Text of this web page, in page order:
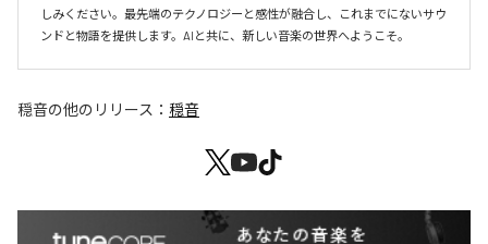
しみください。最先端のテクノロジーと感性が融合し、これまでにないサウ
ンドと物語を提供します。AIと共に、新しい音楽の世界へようこそ。
穏音の他のリリース： 穏音